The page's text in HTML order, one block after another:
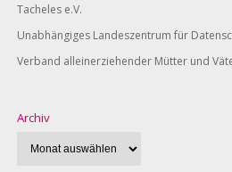
Tacheles e.V.
Unabhängiges Landeszentrum für
Verband alleinerziehender Mütter und
Archiv